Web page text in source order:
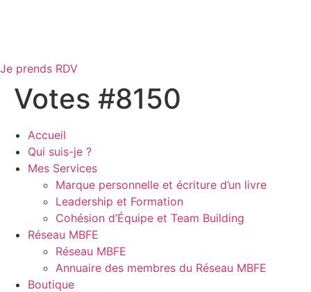
Je prends RDV
Votes #8150
Accueil
Qui suis-je ?
Mes Services
Marque personnelle et écriture d’un livre
Leadership et Formation
Cohésion d’Équipe et Team Building
Réseau MBFE
Réseau MBFE
Annuaire des membres du Réseau MBFE
Boutique